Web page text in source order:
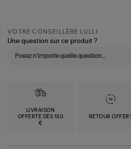
VOTRE CONSEILLÈRE LULLI
Une question sur ce produit ?
LIVRAISON
OFFERTE DÈS 150
€
RETOUR OFFERT